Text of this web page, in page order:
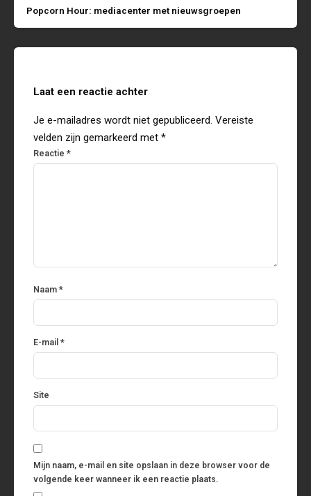
Popcorn Hour: mediacenter met nieuwsgroepen
Laat een reactie achter
Je e-mailadres wordt niet gepubliceerd. Vereiste
velden zijn gemarkeerd met *
Reactie *
Naam *
E-mail *
Site
Mijn naam, e-mail en site opslaan in deze browser voor de
volgende keer wanneer ik een reactie plaats.